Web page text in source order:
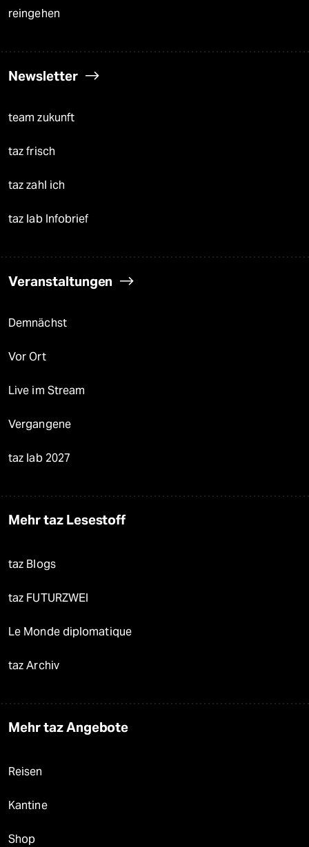
reingehen
Newsletter
team zukunft
taz frisch
taz zahl ich
taz lab Infobrief
Veranstaltungen
Demnächst
Vor Ort
Live im Stream
Vergangene
taz lab 2027
Mehr taz Lesestoff
taz Blogs
taz FUTURZWEI
Le Monde diplomatique
taz Archiv
Mehr taz Angebote
Reisen
Kantine
Shop